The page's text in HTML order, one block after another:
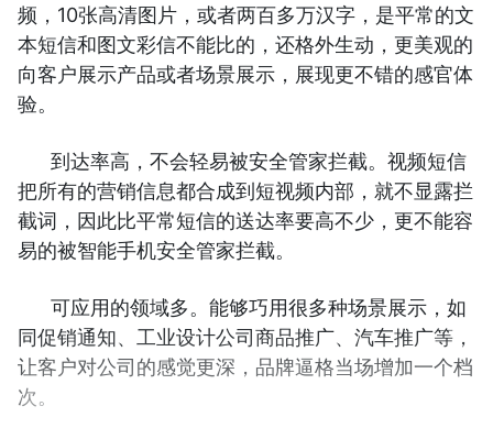
频，10张高清图片，或者两百多万汉字，是平常的文
本短信和图文彩信不能比的，还格外生动，更美观的
向客户展示产品或者场景展示，展现更不错的感官体
验。
到达率高，不会轻易被安全管家拦截。视频短信
把所有的营销信息都合成到短视频内部，就不显露拦
截词，因此比平常短信的送达率要高不少，更不能容
易的被智能手机安全管家拦截。
可应用的领域多。能够巧用很多种场景展示，如
同促销通知、工业设计公司商品推广、汽车推广等，
让客户对公司的感觉更深，品牌逼格当场增加一个档
次。